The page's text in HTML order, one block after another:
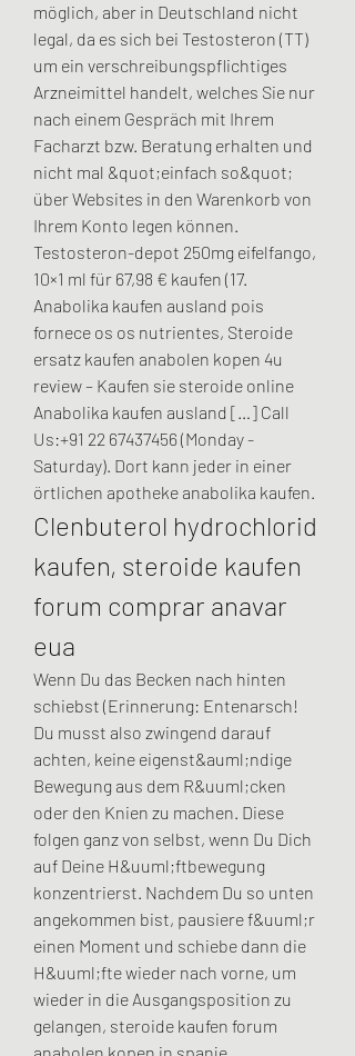
möglich, aber in Deutschland nicht
legal, da es sich bei Testosteron (TT)
um ein verschreibungspflichtiges
Arzneimittel handelt, welches Sie nur
nach einem Gespräch mit Ihrem
Facharzt bzw. Beratung erhalten und
nicht mal &quot;einfach so&quot;
über Websites in den Warenkorb von
Ihrem Konto legen können.
Testosteron-depot 250mg eifelfango,
10×1 ml für 67,98 € kaufen (17.
Anabolika kaufen ausland pois
fornece os os nutrientes, Steroide
ersatz kaufen anabolen kopen 4u
review – Kaufen sie steroide online
Anabolika kaufen ausland […] Call
Us:+91 22 67437456 (Monday -
Saturday). Dort kann jeder in einer
örtlichen apotheke anabolika kaufen.
Clenbuterol hydrochlorid
kaufen, steroide kaufen
forum comprar anavar
eua
Wenn Du das Becken nach hinten
schiebst (Erinnerung: Entenarsch!
Du musst also zwingend darauf
achten, keine eigenst&auml;ndige
Bewegung aus dem R&uuml;cken
oder den Knien zu machen. Diese
folgen ganz von selbst, wenn Du Dich
auf Deine H&uuml;ftbewegung
konzentrierst. Nachdem Du so unten
angekommen bist, pausiere f&uuml;r
einen Moment und schiebe dann die
H&uuml;fte wieder nach vorne, um
wieder in die Ausgangsposition zu
gelangen, steroide kaufen forum